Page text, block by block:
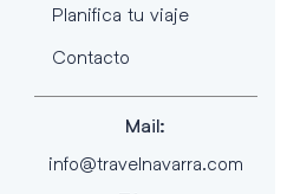
Planifica tu viaje
Contacto
Mail:
info@travelnavarra.com